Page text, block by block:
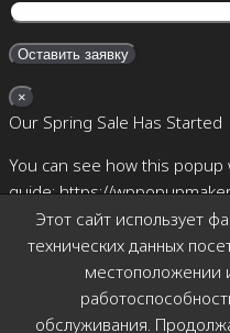
Этот сайт использует
технических данных
местоположении
обслуживания.
×
Our Spring Sale Has Started
You can see how this
guide: https://
announcement-popups/
Позвоните мне